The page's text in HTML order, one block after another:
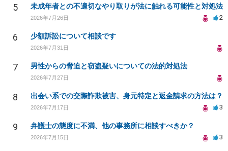
5 未成年者との不適切なやり取りが法に触れる可能性と対処法
2026年7月26日 2
6 少額訴訟について相談です
2026年7月31日
7 男性からの脅迫と窃盗疑いについての法的対処法
2026年7月27日
8 出会い系での交際詐欺被害、身元特定と返金請求の方法は？
2026年7月17日 3
9 弁護士の態度に不満、他の事務所に相談すべきか？
2026年7月15日 3